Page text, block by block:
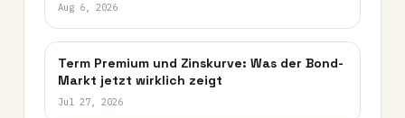
Aug 6, 2026
Term Premium und Zinskurve: Was der Bond-
Markt jetzt wirklich zeigt
Jul 27, 2026